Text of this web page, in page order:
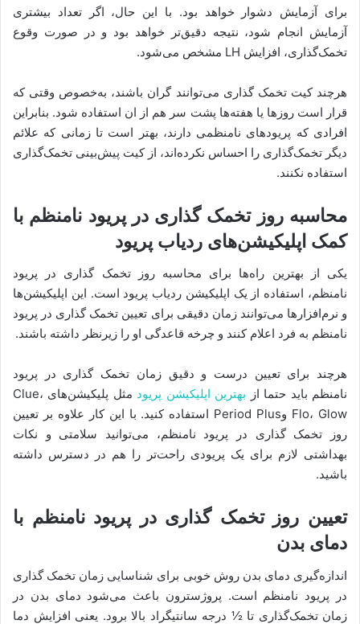
برای آزمایش دشوار خواهد بود. با این حال، اگر تعداد بیشتری
آزمایش انجام شود، نتیجه دقیق‌تر خواهد بود و در صورت وقوع
تخمک‌گذاری، افزایش LH مشخص می‌شود.
هرچند کیت تخمک گذاری می‌توانند گران باشند، به‌خصوص وقتی که
قرار است روزها یا هفته‌ها پشت سر هم از ان استفاده شود. بنابراین
افرادی که پریودهای نامنظمی دارند، بهتر است تا زمانی که علائم
دیگر تخمک‌گذاری را احساس نکرده‌اند، از کیت پیش‌بینی تخمک‌گذاری
استفاده نکنند.
محاسبه روز تخمک گذاری در پریود نامنظم با
کمک اپلیکیشن‌های ردیاب پریود
یکی از بهترین راه‌ها برای محاسبه روز تخمک گذاری در پریود
نامنظم، استفاده از یک اپلیکیشن ردیاب پریود است. این اپلیکیشن‌ها
و نرم‌افزارها می‌توانند زمان دقیقی برای تعیین تخمک گذاری در پریود
نامنظم به فرد اعلام کنند و چرخه قاعدگی او را زیرنظر داشته باشند.
هرچند برای تعیین درست و دقیق زمان تخمک گذاری در پریود
نامنظم باید حتما از بهترین اپلیکیشن پریود
مثل پلیکیشن‌های Clue،
Flo، Glow وPeriod Plus استفاده کنید. با این کار علاوه بر تعیین
روز تخمک گذاری در پریود نامنظم، می‌توانید سلامتی و نکات
بهداشتی لازم برای یک پریودی راحت‌تر را هم در دسترس داشته
باشید.
تعیین روز تخمک گذاری در پریود نامنظم با
دمای بدن
اندازه‌گیری دمای بدن روش خوبی برای شناسایی زمان تخمک گذاری
در پریود نامنظم است. پروژسترون باعث می‌شود دمای بدن در
زمان تخمک‌گذاری تا ½ درجه سانتیگراد بالا برود. یعنی افزایش دما